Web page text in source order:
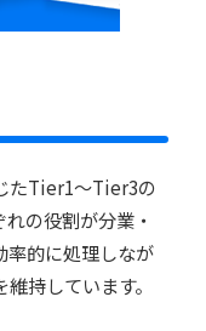
たTier1〜Tier3の
の役割が分業・
率的に処理しなが
持しています。